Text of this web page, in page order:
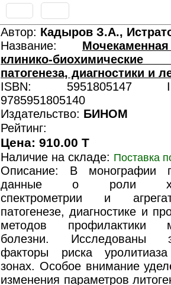
Автор: Кадыров З.А.,
Название:
клинико-
патогенеза, диагностики и
ISBN: 5951805147
9785951805140
Издательство: БИНОМ
Рейтинг:
Цена: 910.00 T
Наличие на складе: Поставка
Описание: В монографии
данные о роли
спектрометрии и
патогенезе, диагностике и
методов профилактики
болезни. Исследованы
факторы риска
зонах. Особое внимание
изменения параметров